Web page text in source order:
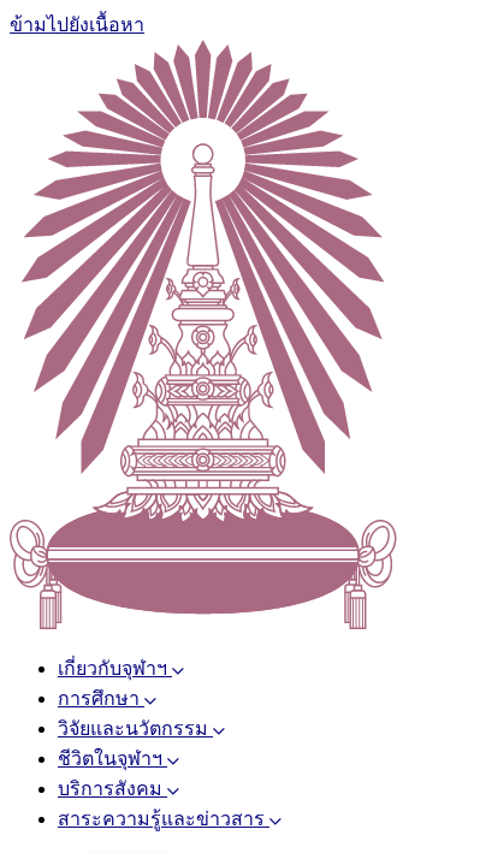
ข้ามไปยังเนื้อหา
เกี่ยวกับจุฬาฯ
การศึกษา
วิจัยและนวัตกรรม
ชีวิตในจุฬาฯ
บริการสังคม
สาระความรู้และข่าวสาร